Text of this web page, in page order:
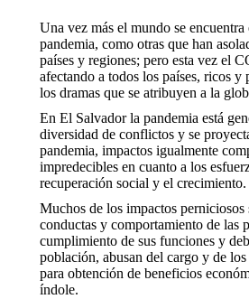
Una vez más el mundo se encuentra
pandemia, como otras que han
países y regiones; pero esta vez el
afectando a todos los países, ricos y
los dramas que se atribuyen a la
En El Salvador la pandemia está
diversidad de conflictos y se
pandemia, impactos igualmente
impredecibles en cuanto a los
recuperación social y el crecimiento.
Muchos de los impactos perniciosos
conductas y comportamiento de las
cumplimiento de sus funciones y
población, abusan del cargo y de
para obtención de beneficios
índole.